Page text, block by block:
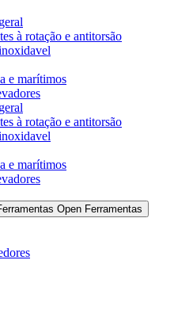
à rotação e antitorsão
e marítimos
à rotação e antitorsão
e marítimos
Open Ferramentas